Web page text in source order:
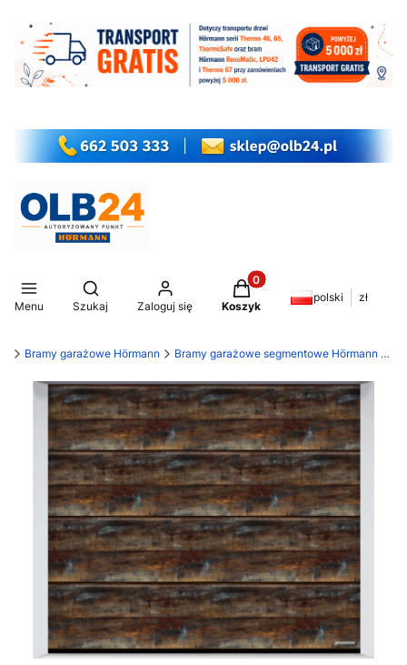
Menu
Otwórz wyszukiwarkę
Szukaj Zaloguj się
Produkty w koszyku: 0.
Koszyk
polski zł
Bramy garażowe Hörmann Bramy garażowe segmentowe Hörmann LPU 42